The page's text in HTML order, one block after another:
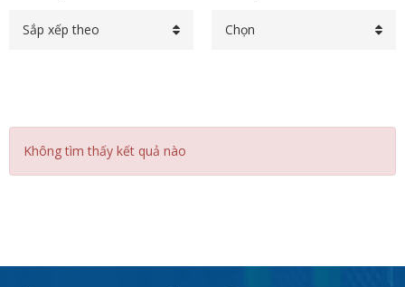
Sắp xếp theo Chọn
Không tìm thấy kết quả nào